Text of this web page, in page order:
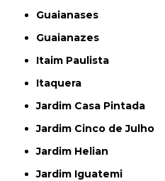
Guaianases
Guaianazes
Itaim Paulista
Itaquera
Jardim Casa Pintada
Jardim Cinco de Julho
Jardim Helian
Jardim Iguatemi